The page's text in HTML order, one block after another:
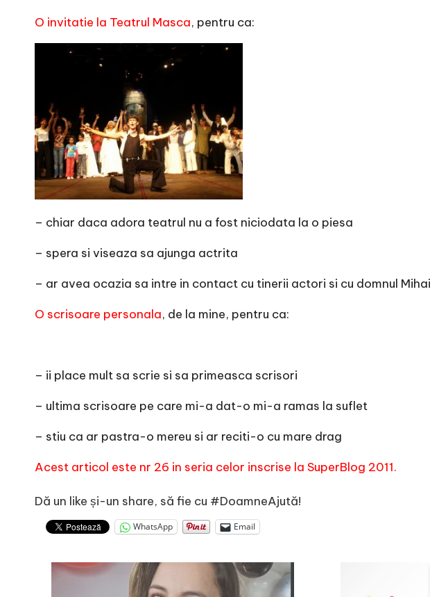
O invitatie la Teatrul Masca, pentru ca:
– chiar daca adora teatrul nu a fost niciodata la o piesa
– spera si viseaza sa ajunga actrita
– ar avea ocazia sa intre in contact cu tinerii actori si cu domnul
O scrisoare personala, de la mine, pentru ca:
– ii place mult sa scrie si sa primeasca scrisori
– ultima scrisoare pe care mi-a dat-o mi-a ramas la suflet
– stiu ca ar pastra-o mereu si ar reciti-o cu mare drag
Acest articol este nr 26 in seria celor inscrise la SuperBlog 2011.
Dă un like și-un share, să fie cu #DoamneAjută!
WhatsApp Email